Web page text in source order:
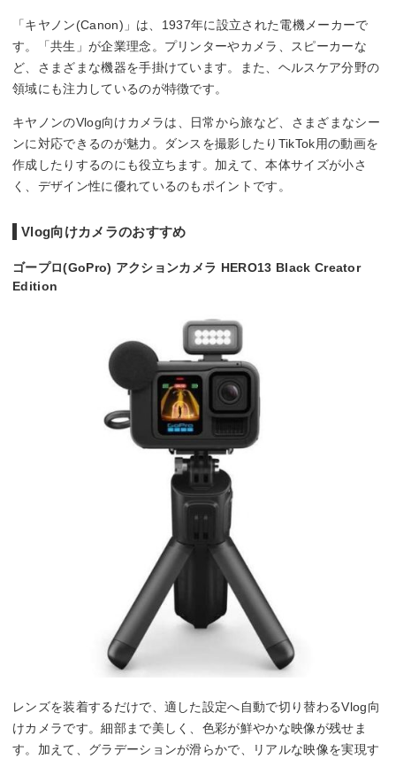
「キヤノン(Canon)」は、1937年に設立された電機メーカーで
す。「共生」が企業理念。プリンターやカメラ、スピーカーな
ど、さまざまな機器を手掛けています。また、ヘルスケア分野の
領域にも注力しているのが特徴です。
キヤノンのVlog向けカメラは、日常から旅など、さまざまなシー
ンに対応できるのが魅力。ダンスを撮影したりTikTok用の動画を
作成したりするのにも役立ちます。加えて、本体サイズが小さ
く、デザイン性に優れているのもポイントです。
Vlog向けカメラのおすすめ
ゴープロ(GoPro) アクションカメラ HERO13 Black Creator
Edition
レンズを装着するだけで、適した設定へ自動で切り替わるVlog向
けカメラです。細部まで美しく、色彩が鮮やかな映像が残せま
す。加えて、グラデーションが滑らかで、リアルな映像を実現す